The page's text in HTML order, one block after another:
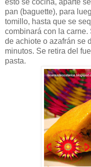
pan (baguette), para
tomillo, hasta que se
combinará con la
de achiote o azafrán se
minutos. Se retira del
pasta.